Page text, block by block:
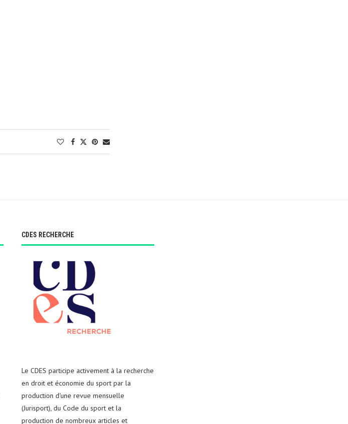
CDES RECHERCHE
Le CDES participe activement à la recherche
en droit et économie du sport par la
production d'une revue mensuelle
(Jurisport), du Code du sport et la
production de nombreux articles et